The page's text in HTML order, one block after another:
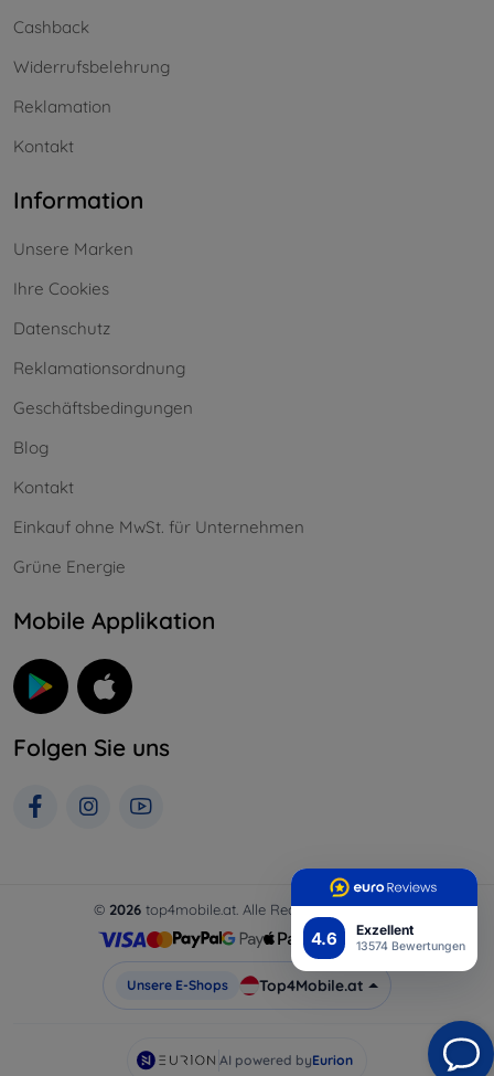
4.6 Exzellent
13574 Bewertungen
Cashback
Widerrufsbelehrung
Reklamation
Kontakt
Information
Unsere Marken
Ihre Cookies
Datenschutz
Reklamationsordnung
Geschäftsbedingungen
Blog
Kontakt
Einkauf ohne MwSt. für Unternehmen
Grüne Energie
Mobile Applikation
Folgen Sie uns
© 2026top4mobile.at. Alle Rechte vorbehalten.
Unsere E-Shops Top4Mobile.at
AI powered byEurion